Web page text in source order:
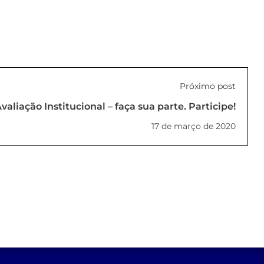
Próximo post
Institucional – faça sua parte. Participe!
17 de março de 2020